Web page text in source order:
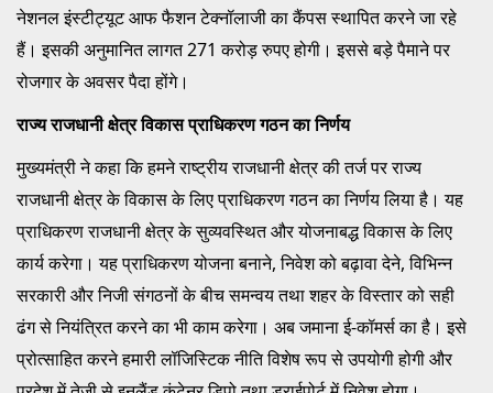
नेशनल इंस्टीट्यूट आफ फैशन टेक्नॉलाजी का कैंपस स्थापित करने जा रहे
हैं। इसकी अनुमानित लागत 271 करोड़ रुपए होगी। इससे बड़े पैमाने पर
रोजगार के अवसर पैदा होंगे।
राज्य राजधानी क्षेत्र विकास प्राधिकरण गठन का निर्णय
मुख्यमंत्री ने कहा कि हमने राष्ट्रीय राजधानी क्षेत्र की तर्ज पर राज्य
राजधानी क्षेत्र के विकास के लिए प्राधिकरण गठन का निर्णय लिया है। यह
प्राधिकरण राजधानी क्षेत्र के सुव्यवस्थित और योजनाबद्ध विकास के लिए
कार्य करेगा। यह प्राधिकरण योजना बनाने, निवेश को बढ़ावा देने, विभिन्न
सरकारी और निजी संगठनों के बीच समन्वय तथा शहर के विस्तार को सही
ढंग से नियंत्रित करने का भी काम करेगा। अब जमाना ई-कॉमर्स का है। इसे
प्रोत्साहित करने हमारी लॉजिस्टिक नीति विशेष रूप से उपयोगी होगी और